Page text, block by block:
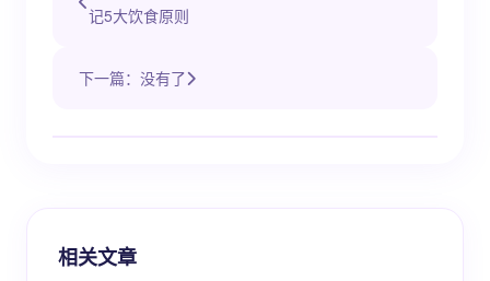
记5大饮食原则
下一篇：没有了
相关文章